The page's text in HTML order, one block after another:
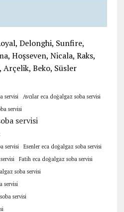
Delonghi, Sunfire,
Hoşseven, Nicala, Raks,
Beko, Süsler
servisi
Avcılar eca doğalgaz soba servisi
servisi
servisi
servisi
Esenler eca doğalgaz soba servisi
Fatih eca doğalgaz soba servisi
soba servisi
servisi
servisi